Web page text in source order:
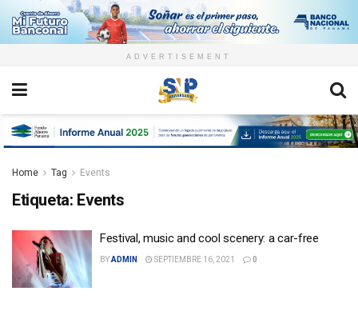
ADVERTISEMENT
Home Tag Events
Etiqueta: Events
Festival, music and cool scenery: a car-free
BYADMIN SEPTIEMBRE 16, 2021 0